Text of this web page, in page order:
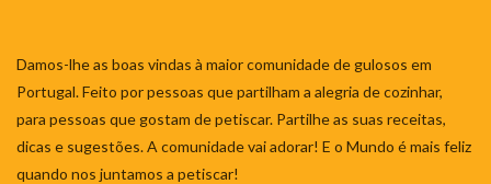
Damos-lhe as boas vindas à maior comunidade de gulosos em
Portugal. Feito por pessoas que partilham a alegria de cozinhar,
para pessoas que gostam de petiscar. Partilhe as suas receitas,
dicas e sugestões. A comunidade vai adorar! E o Mundo é mais feliz
quando nos juntamos a petiscar!